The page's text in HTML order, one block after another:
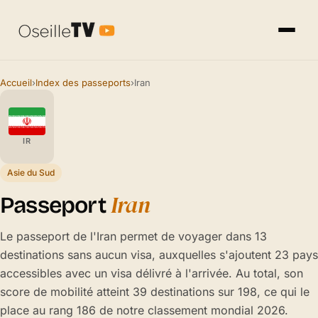
Accueil›Index des passeports›Iran
IR
Asie du Sud
PasseportIran
Le passeport de l'Iran permet de voyager dans 13
destinations sans aucun visa, auxquelles s'ajoutent 23 pays
accessibles avec un visa délivré à l'arrivée. Au total, son
score de mobilité atteint 39 destinations sur 198, ce qui le
place au rang 186 de notre classement mondial 2026.